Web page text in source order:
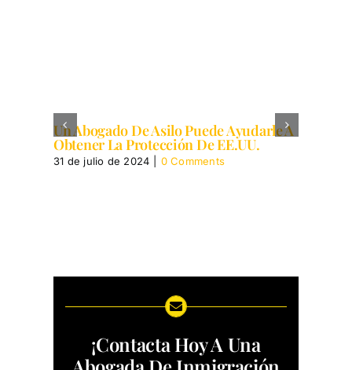
Un Abogado De Asilo Puede Ayudarle A
Obtener La Protección De EE.UU.
31 de julio de 2024 0 Comments
¡Contacta Hoy A Una